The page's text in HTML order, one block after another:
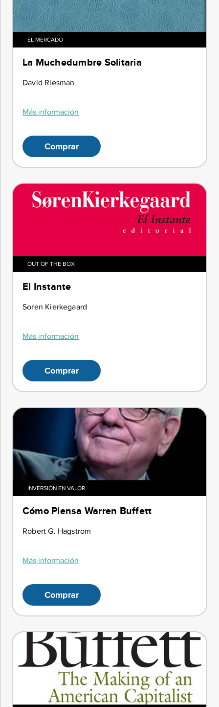
EL MERCADO
La Muchedumbre Solitaria
David Riesman
Más información
Comprar
OUT OF THE BOX
El Instante
Soren Kierkegaard
Más información
Comprar
INVERSIÓN EN VALOR
Cómo Piensa Warren Buffett
Robert G. Hagstrom
Más información
Comprar